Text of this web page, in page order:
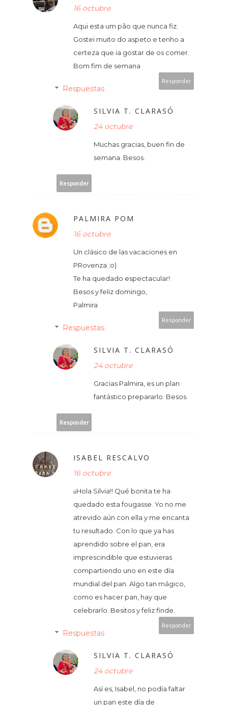
16 octubre
Aqui esta um pão que nunca fiz.
Gostei muito do aspeto e tenho a
certeza que ia gostar de os comer.
Bom fim de semana
Responder
Respuestas
SILVIA T. CLARASÓ
24 octubre
Muchas gracias, buen fin de
semana. Besos.
Responder
PALMIRA POM
16 octubre
Un clásico de las vacaciones en
PRovenza ;o)
Te ha quedado espectacular!
Besos y feliz domingo,
Palmira
Responder
Respuestas
SILVIA T. CLARASÓ
24 octubre
Gracias Palmira, es un plan
fantástico prepararlo. Besos.
Responder
ISABEL RESCALVO
16 octubre
¡¡Hola Silvia!! Qué bonita te ha
quedado esta fougasse. Yo no me
atrevido aún con ella y me encanta
tu resultado. Con lo que ya has
aprendido sobre el pan, era
imprescindible que estuvieras
compartiendo uno en este día
mundial del pan. Algo tan mágico,
como es hacer pan, hay que
celebrarlo. Besitos y feliz finde.
Responder
Respuestas
SILVIA T. CLARASÓ
24 octubre
Así es, Isabel, no podía faltar
un pan este día de